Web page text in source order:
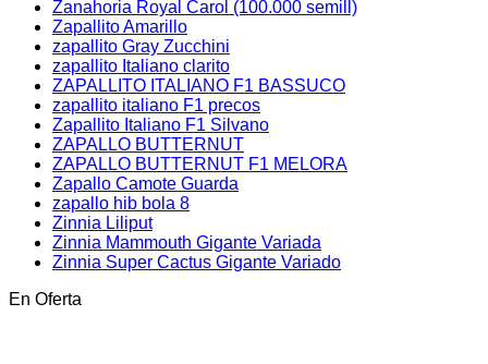
Zanahoria Royal Carol (100.000 semill)
Zapallito Amarillo
zapallito Gray Zucchini
zapallito Italiano clarito
ZAPALLITO ITALIANO F1 BASSUCO
zapallito italiano F1 precos
Zapallito Italiano F1 Silvano
ZAPALLO BUTTERNUT
ZAPALLO BUTTERNUT F1 MELORA
Zapallo Camote Guarda
zapallo hib bola 8
Zinnia Liliput
Zinnia Mammouth Gigante Variada
Zinnia Super Cactus Gigante Variado
En Oferta